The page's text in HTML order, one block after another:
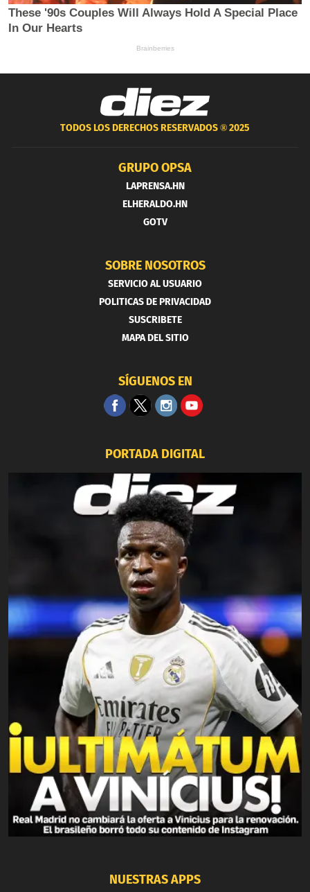
TODOS LOS DERECHOS RESERVADOS ®2025
GRUPO OPSA
LAPRENSA.HN
ELHERALDO.HN
GOTV
SOBRE NOSOTROS
SERVICIO AL USUARIO
POLITICAS DE PRIVACIDAD
SUSCRIBETE
MAPA DEL SITIO
SÍGUENOS EN
PORTADA DIGITAL
NUESTRAS APPS